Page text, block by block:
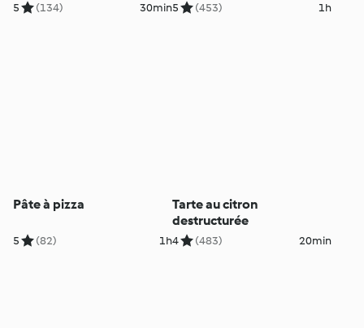
5 (134) 30min5 (453) 1h
Pâte à pizza
5 (82) 1h
Tarte au citron
destructurée
4 (483) 20min